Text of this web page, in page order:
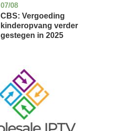
07/08
zuid-
holland
economie
CBS: Vergoeding
kinderopvang verder
gestegen in 2025